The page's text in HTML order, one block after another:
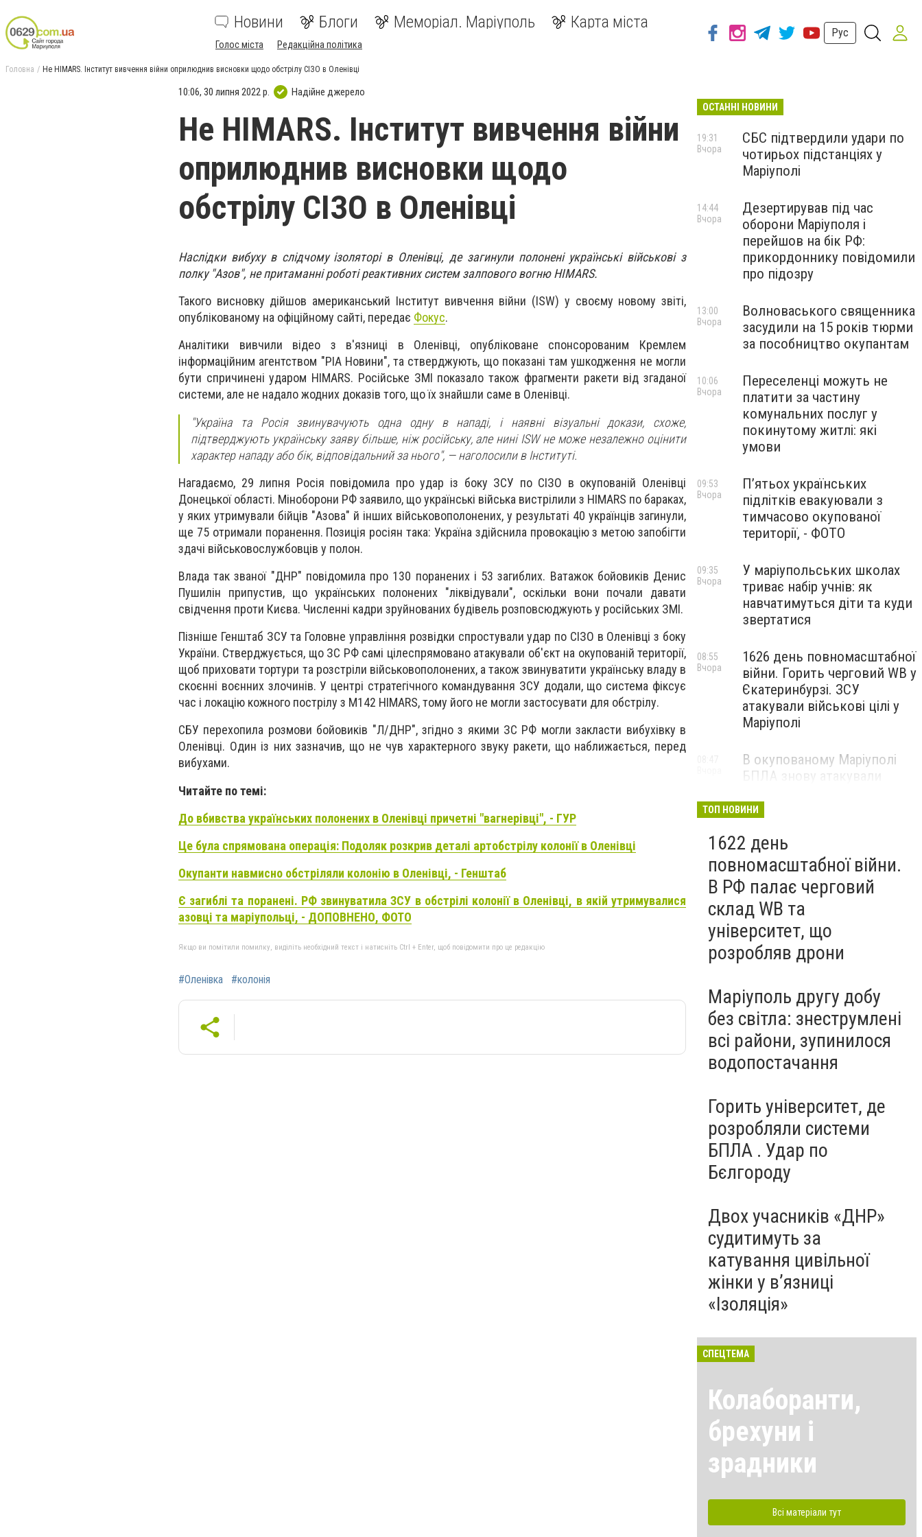
Новини Блоги Меморіал. Маріуполь Карта міста
Голос міста Редакційна політика
Рус
Головна Не HIMARS. Інститут вивчення війни оприлюднив висновки щодо обстрілу СІЗО в Оленівці
10:06, 30 липня 2022 р. Надійне джерело
Не HIMARS. Інститут вивчення війни
оприлюднив висновки щодо
обстрілу СІЗО в Оленівці
Наслідки вибуху в слідчому ізоляторі в Оленівці, де загинули полонені українські військові з
полку "Азов", не притаманні роботі реактивних систем залпового вогню HIMARS.
Такого висновку дійшов американський Інститут вивчення війни (ISW) у своєму новому звіті,
опублікованому на офіційному сайті, передає Фокус.
Аналітики вивчили відео з в'язниці в Оленівці, опубліковане спонсорованим Кремлем
інформаційним агентством "РІА Новини", та стверджують, що показані там ушкодження не могли
бути спричинені ударом HIMARS. Російське ЗМІ показало також фрагменти ракети від згаданої
системи, але не надало жодних доказів того, що їх знайшли саме в Оленівці.
"Україна та Росія звинувачують одна одну в нападі, і наявні візуальні докази, схоже,
підтверджують українську заяву більше, ніж російську, але нині ISW не може незалежно оцінити
характер нападу або бік, відповідальний за нього", — наголосили в Інституті.
Нагадаємо, 29 липня Росія повідомила про удар із боку ЗСУ по СІЗО в окупованій Оленівці
Донецької області. Міноборони РФ заявило, що українські війська вистрілили з HIMARS по бараках,
у яких утримували бійців "Азова" й інших військовополонених, у результаті 40 українців загинули,
ще 75 отримали поранення. Позиція росіян така: Україна здійснила провокацію з метою запобігти
здачі військовослужбовців у полон.
Влада так званої "ДНР" повідомила про 130 поранених і 53 загиблих. Ватажок бойовиків Денис
Пушилін припустив, що українських полонених "ліквідували", оскільки вони почали давати
свідчення проти Києва. Численні кадри зруйнованих будівель розповсюджують у російських ЗМІ.
Пізніше Генштаб ЗСУ та Головне управління розвідки спростували удар по СІЗО в Оленівці з боку
України. Стверджується, що ЗС РФ самі цілеспрямовано атакували об'єкт на окупованій території,
щоб приховати тортури та розстріли військовополонених, а також звинуватити українську владу в
скоєнні воєнних злочинів. У центрі стратегічного командування ЗСУ додали, що система фіксує
час і локацію кожного пострілу з М142 HIMARS, тому його не могли застосувати для обстрілу.
СБУ перехопила розмови бойовиків "Л/ДНР", згідно з якими ЗС РФ могли закласти вибухівку в
Оленівці. Один із них зазначив, що не чув характерного звуку ракети, що наближається, перед
вибухами.
Читайте по темі:
До вбивства українських полонених в Оленівці причетні "вагнерівці", - ГУР
Це була спрямована операція: Подоляк розкрив деталі артобстрілу колонії в Оленівці
Окупанти навмисно обстріляли колонію в Оленівці, - Генштаб
Є загиблі та поранені. РФ звинуватила ЗСУ в обстрілі колонії в Оленівці, в якій утримувалися
азовці та маріупольці, - ДОПОВНЕНО, ФОТО
Якщо ви помітили помилку, виділіть необхідний текст і натисніть Ctrl + Enter, щоб повідомити про це редакцію
#Оленівка #колонія
ОСТАННІ НОВИНИ
СБС підтвердили удари по
чотирьох підстанціях у
Маріуполі
19:31
Вчора
Дезертирував під час
оборони Маріуполя і
перейшов на бік РФ:
прикордоннику повідомили
про підозру
14:44
Вчора
Волноваського священника
засудили на 15 років тюрми
за пособництво окупантам
13:00
Вчора
Переселенці можуть не
платити за частину
комунальних послуг у
покинутому житлі: які
умови
10:06
Вчора
П’ятьох українських
підлітків евакуювали з
тимчасово окупованої
території, - ФОТО
09:53
Вчора
У маріупольських школах
триває набір учнів: як
навчатимуться діти та куди
звертатися
09:35
Вчора
1626 день повномасштабної
війни. Горить черговий WB у
Єкатеринбурзі. ЗСУ
атакували військові цілі у
Маріуполі
08:55
Вчора
В окупованому Маріуполі
БПЛА знову атакували
— ВІДЕО
ТОП НОВИНИ
1622 день
повномасштабної війни.
В РФ палає черговий
склад WB та
університет, що
розробляв дрони
Маріуполь другу добу
без світла: знеструмлені
всі райони, зупинилося
водопостачання
Горить університет, де
розробляли системи
БПЛА . Удар по
Бєлгороду
Двох учасників «ДНР»
судитимуть за
катування цивільної
жінки у в’язниці
«Ізоляція»
СПЕЦТЕМА
Колаборанти,
брехуни і
зрадники
Всі матеріали тут